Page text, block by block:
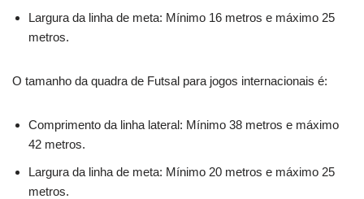
Largura da linha de meta: Mínimo 16 metros e máximo 25
metros.
O tamanho da quadra de Futsal para jogos internacionais é:
Comprimento da linha lateral: Mínimo 38 metros e máximo
42 metros.
Largura da linha de meta: Mínimo 20 metros e máximo 25
metros.